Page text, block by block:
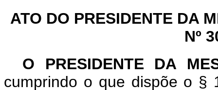
ATO DO PRESIDENTE DA
Nº
O PRESIDENTE DA
cumprindo o que dispõe o §